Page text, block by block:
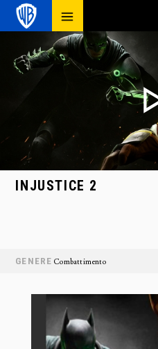
INJUSTICE 2
GENERE Combattimento